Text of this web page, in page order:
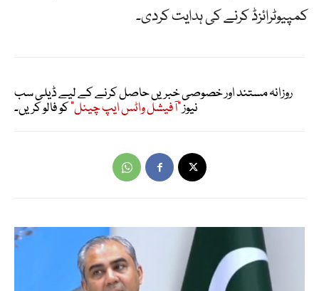
کمپیوٹرائزڈ کرنے کی ہدایت کردی۔
روزانہ مستند اور خصوصی خبریں حاصل کرنے کے لیے ڈیلی سب
نیوز"آفیشل واٹس ایپ چینل"کو فالو کریں۔